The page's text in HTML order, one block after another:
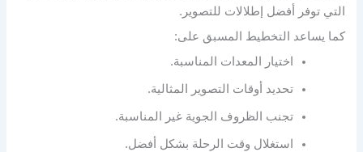
التي توفر أفضل إطلالات للتصوير.
كما يساعد التخطيط المسبق على:
اختيار المعدات المناسبة.
تحديد أوقات التصوير المثالية.
تجنب الظروف الجوية غير المناسبة.
استغلال وقت الرحلة بشكل أفضل.